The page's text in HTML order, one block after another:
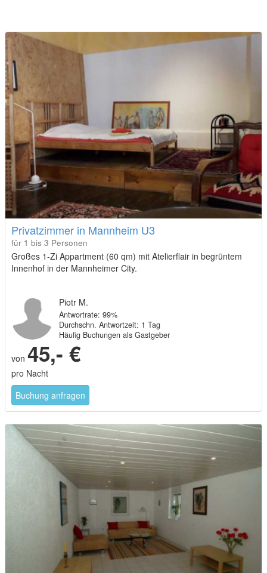
Privatzimmer in Mannheim U3
für 1 bis 3 Personen
Großes 1-Zi Appartment (60 qm) mit Atelierflair in begrüntem
Innenhof in der Mannheimer City.
Piotr M.
Antwortrate: 99%
Durchschn. Antwortzeit: 1 Tag
Häufig Buchungen als Gastgeber
von 45,- €
pro Nacht
Buchung anfragen